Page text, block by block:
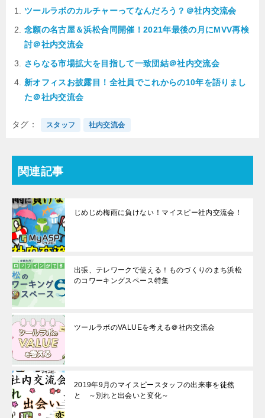
ツールラボのカルチャーってなんだろう？＠社内交流会
念願の名古屋＆浜松合同開催！2021年最後の月にMVV再検
討＠社内交流会
さらなる市場拡大を目指して一致団結＠社内交流会
新オフィスお披露目！全社員でこれからの10年を語りまし
た＠社内交流会
タグ スタッフ 社内交流会
関連記事
じめじめ梅雨に負けない！マイスピー社内交流会！
出張、テレワークで使える！ものづくりのまち浜松
のコワーキングスペース特集
ツールラボのVALUEを考える＠社内交流会
2019年9月のマイスピースタッフの出来事を徒然
と ～別れと出会いと変化～